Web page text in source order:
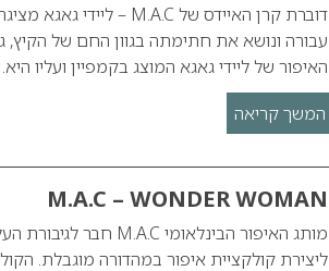
עבורה ונושא את חתימתה בגוון החם של הקיץ,
האיפור של ליידי גאגא המוצג בקמפיין ועליו
המשך קריאה
M.A.C – WONDER WOMAN
ליצירת קולקציית איפור במהדורה מוגבלת.